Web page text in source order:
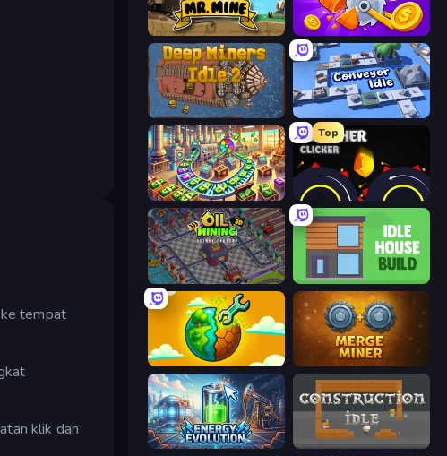
tempat
klik dan
Mr. Mine Farm Ring Idle
Deep Miners Idle 2 Conveyor Idle
Money Factory: Tycoon Idle Game
Top
Crusher Clicker
Oil Mining 3D: Petrol Factory Idle House Build
Land Explorers: Merge & Build Merge Miner
Energy Evolution Construction Idle